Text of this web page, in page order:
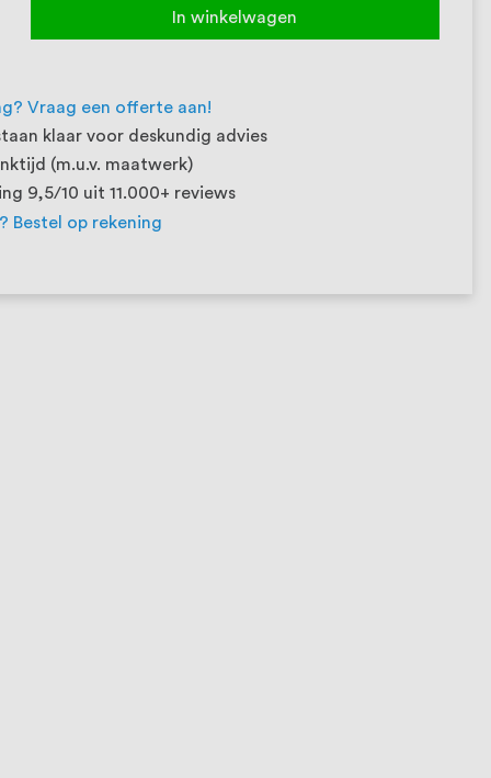
In winkelwagen
Vraag een offerte aan!
klaar voor deskundig advies
(m.u.v. maatwerk)
9,5/10 uit 11.000+ reviews
Bestel op rekening